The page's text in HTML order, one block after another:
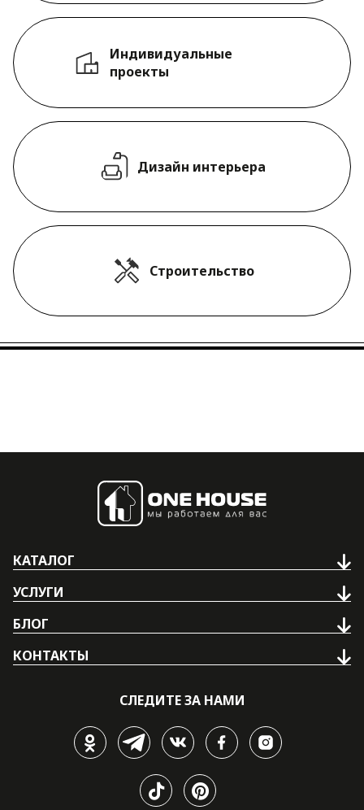
Индивидуальные
проекты
Дизайн интерьера
Строительство
КАТАЛОГ
УСЛУГИ
БЛОГ
КОНТАКТЫ
СЛЕДИТЕ ЗА НАМИ